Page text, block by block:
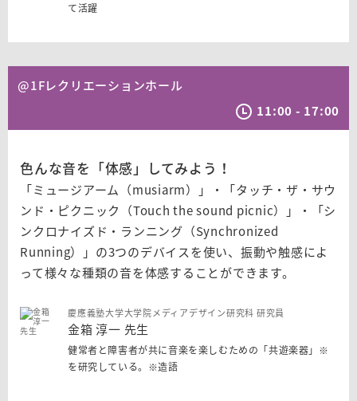
て活躍
@1Fレクリエーションホール
11:00 - 17:00
色んな音を「体感」してみよう！
「ミュージアーム（musiarm）」・「タッチ・ザ・サウ
ンド・ピクニック（Touch the sound picnic）」・「シ
ンクロナイズド・ランニング（Synchronized
Running）」の3つのデバイスを使い、振動や触感によ
って様々な種類の音を体感することができます。
慶應義塾大学大学院メディアデザイン研究科 研究員
金箱 淳一 先生
健常者と障害者が共に音楽を楽しむための「共遊楽器」※
を研究している。※造語